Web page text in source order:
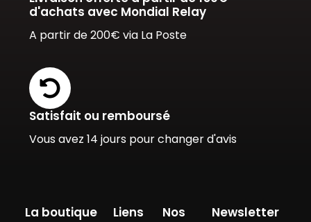
d'achats avec Mondial Relay
A partir de 200€ via La Poste
Satisfait ou remboursé
Vous avez 14 jours pour changer d'avis
La boutique Liens
Nos
Newsletter